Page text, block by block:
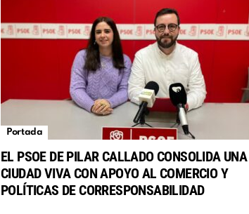
Portada
EL PSOE DE PILAR CALLADO CONSOLIDA UNA
CIUDAD VIVA CON APOYO AL COMERCIO Y
POLÍTICAS DE CORRESPONSABILIDAD